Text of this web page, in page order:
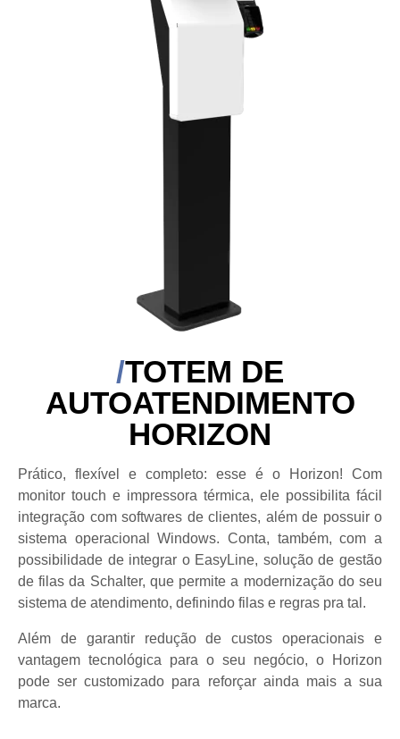
TOTEM DE
AUTOATENDIMENTO
HORIZON
Prático, flexível e completo: esse é o Horizon! Com
monitor touch e impressora térmica, ele possibilita fácil
integração com softwares de clientes, além de possuir o
sistema operacional Windows. Conta, também, com a
possibilidade de integrar o EasyLine, solução de gestão
de filas da Schalter, que permite a modernização do seu
sistema de atendimento, definindo filas e regras pra tal.
Além de garantir redução de custos operacionais e
vantagem tecnológica para o seu negócio, o Horizon
pode ser customizado para reforçar ainda mais a sua
marca.